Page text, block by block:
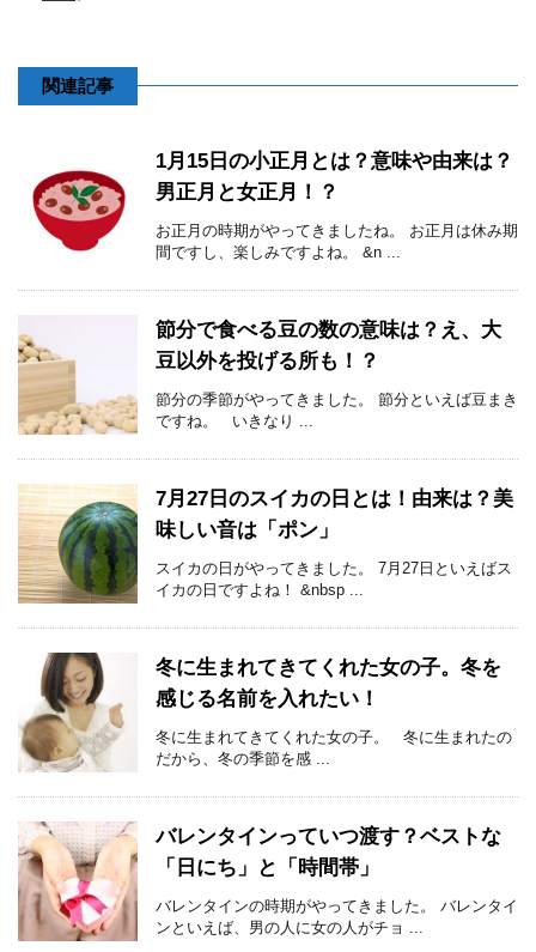
関連記事
1月15日の小正月とは？意味や由来は？
男正月と女正月！？
お正月の時期がやってきましたね。 お正月は休み期
間ですし、楽しみですよね。 &n ...
節分で食べる豆の数の意味は？え、大
豆以外を投げる所も！？
節分の季節がやってきました。 節分といえば豆まき
ですね。 いきなり ...
7月27日のスイカの日とは！由来は？美
味しい音は「ポン」
スイカの日がやってきました。 7月27日といえばス
イカの日ですよね！ &nbsp ...
冬に生まれてきてくれた女の子。冬を
感じる名前を入れたい！
冬に生まれてきてくれた女の子。 冬に生まれたの
だから、冬の季節を感 ...
バレンタインっていつ渡す？ベストな
「日にち」と「時間帯」
バレンタインの時期がやってきました。 バレンタイ
ンといえば、男の人に女の人がチョ ...